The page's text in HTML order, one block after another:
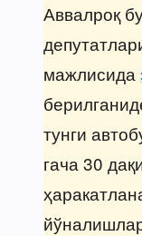
Аввалроқ
мажлисида
тунги
гача 30